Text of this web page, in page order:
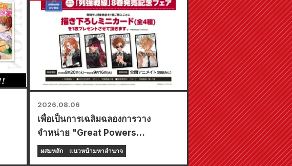
2026.08.06
เพื่อเป็นการเฉลิมฉลองการวาง
จำหน่าย "Great Powers
Frontline" เล่มที่ 8 ล่าสุด ทางร้าน
Animate ทั่วประเทศจะจัดงานอีเวนต์
ผสมหลัก แนวหน้ามหาอำนาจ